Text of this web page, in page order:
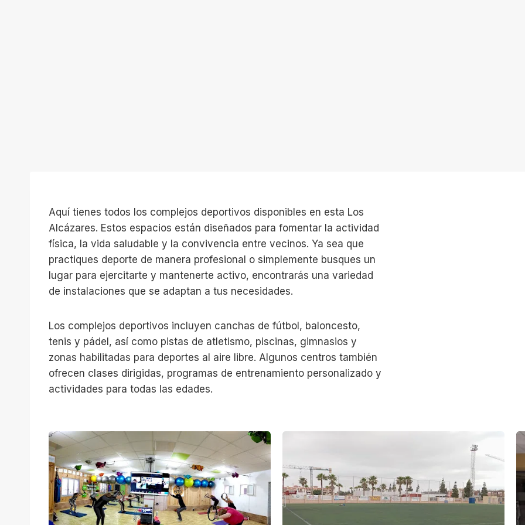
Aquí tienes todos los complejos deportivos disponibles en esta Los
Alcázares. Estos espacios están diseñados para fomentar la actividad
física, la vida saludable y la convivencia entre vecinos. Ya sea que
practiques deporte de manera profesional o simplemente busques un
lugar para ejercitarte y mantenerte activo, encontrarás una variedad
de instalaciones que se adaptan a tus necesidades.
Los complejos deportivos incluyen canchas de fútbol, baloncesto,
tenis y pádel, así como pistas de atletismo, piscinas, gimnasios y
zonas habilitadas para deportes al aire libre. Algunos centros también
ofrecen clases dirigidas, programas de entrenamiento personalizado y
actividades para todas las edades.
T
u
E
q
u
i
m
p
o
G
i
m
a
s